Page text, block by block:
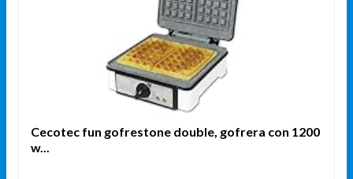
Cecotec fun gofrestone double, gofrera con 1200
w...